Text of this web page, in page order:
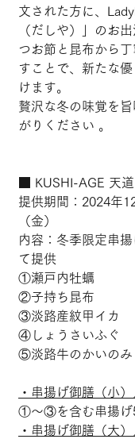
文された方に、
（だしや）」のお
つお節と昆布から
すことで、新たな
けます。
贅沢な冬の味覚を
がりください 。
■ KUSHI-AGE 天
提供期間：2024年
（金）
内容：冬季限定串
て提供
①瀬戸内牡蠣
②子持ち昆布
③淡路産紋甲イカ
④しょうさいふぐ
⑤淡路牛のかいのみ
・串揚げ御膳（小
①～③を含む串揚げ
・串揚げ御膳（大